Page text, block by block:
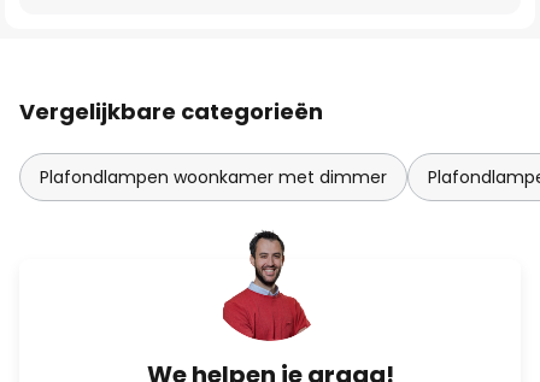
Vergelijkbare categorieën
Plafondlampen woonkamer met dimmer
We helpen je graag!